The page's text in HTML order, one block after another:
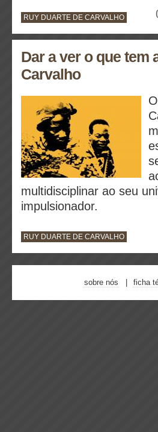
RUY DUARTE DE CARVALHO
Dar a ver o que tem
Carvalho
multidisciplinar ao seu
impulsionador.
RUY DUARTE DE CARVALHO
sobre nós ficha